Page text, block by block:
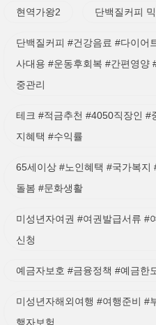
현역가왕2 단백질커피
단백질커피 #건강음료 #다이어
사대용 #운동후회복 #간편영양
중관리
테크 #적금추천 #4050직장인 #
지혜택 #수익률
65세이상 #노인혜택 #국가복지
돌봄 #문화생활
미성년자여권 #여권발급서류 #
신청
예금자보호 #금융정책 #예금한
미성년자해외여행 #여행준비 #
행자보험